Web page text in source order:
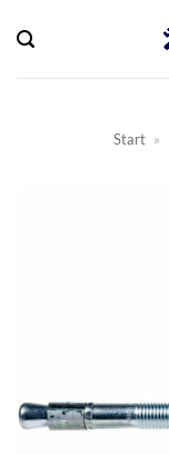
Inhalt
springen
Start »